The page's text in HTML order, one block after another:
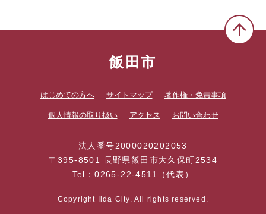
飯田市
はじめての方へ サイトマップ 著作権・免責事項
個人情報の取り扱い アクセス お問い合わせ
法人番号2000020202053
〒395-8501 長野県飯田市大久保町2534
Tel：0265-22-4511（代表）
Copyright Iida City. All rights reserved.